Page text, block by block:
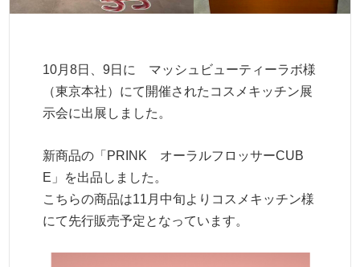
10月8日、9日に マッシュビューティーラボ様
（東京本社）にて開催されたコスメキッチン展
示会に出展しました。
新商品の「PRINK オーラルフロッサーCUB
E」を出品しました。
こちらの商品は11月中旬よりコスメキッチン様
にて先行販売予定となっています。